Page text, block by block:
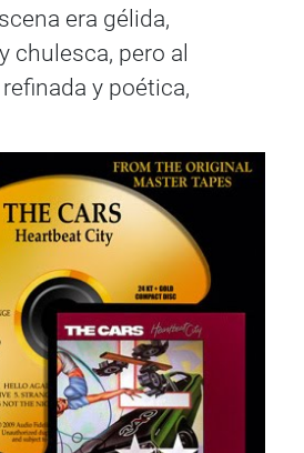
era gélida,
chulesca, pero al
y poética,